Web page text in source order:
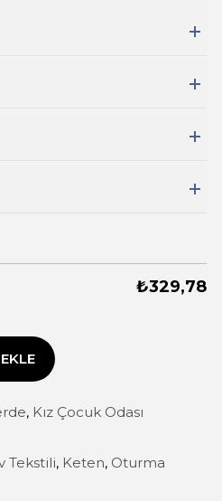
₺329,78
, Kız Çocuk Odası
Tekstili, Keten, Oturma